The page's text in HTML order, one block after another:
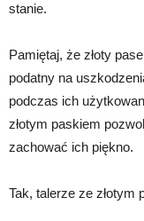
stanie.
Pamiętaj, że złoty
podatny na
podczas ich
złotym paskiem
zachować ich piękno.
Tak, talerze ze